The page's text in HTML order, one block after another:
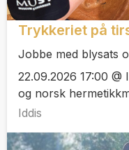
Trykkeriet på
Jobbe med blysats
22.09.2026 17:00
og norsk
Iddis